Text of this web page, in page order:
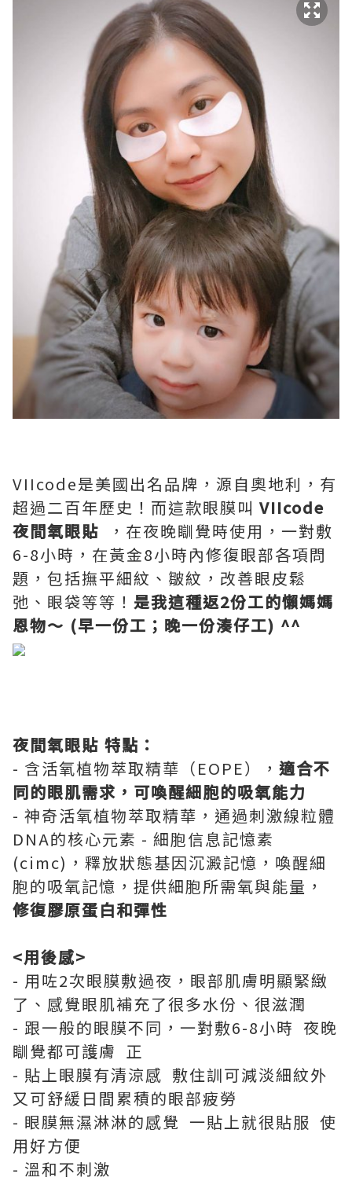
VIIcode是美國出名品牌，源自奧地利，有
超過二百年歷史！而這款眼膜叫 VIIcode
夜間氧眼貼 ，在夜晚瞓覺時使用，一對敷
6-8小時，在黃金8小時內修復眼部各項問
題，包括撫平細紋、皺紋，改善眼皮鬆
弛、眼袋等等！ 是我這種返2份工的懶媽媽
恩物～ (早一份工；晚一份湊仔工) ^^
夜間氧眼貼 特點：
- 含活氧植物萃取精華（EOPE）， 適合不
同的眼肌需求，可喚醒細胞的吸氧能力
- 神奇活氧植物萃取精華，通過刺激線粒體
DNA的核心元素 - 細胞信息記憶素
(cimc)，釋放狀態基因沉澱記憶，喚醒細
胞的吸氧記憶，提供細胞所需氧與能量，
修復膠原蛋白和彈性
<用後感>
- 用咗2次眼膜敷過夜，眼部肌膚明顯緊緻
了、感覺眼肌補充了很多水份、很滋潤
- 跟一般的眼膜不同，一對敷6-8小時 夜晚
瞓覺都可護膚 正
- 貼上眼膜有清涼感 敷住訓可減淡細紋外
又可舒緩日間累積的眼部疲勞
- 眼膜無濕淋淋的感覺 一貼上就很貼服 使
用好方便
- 溫和不刺激